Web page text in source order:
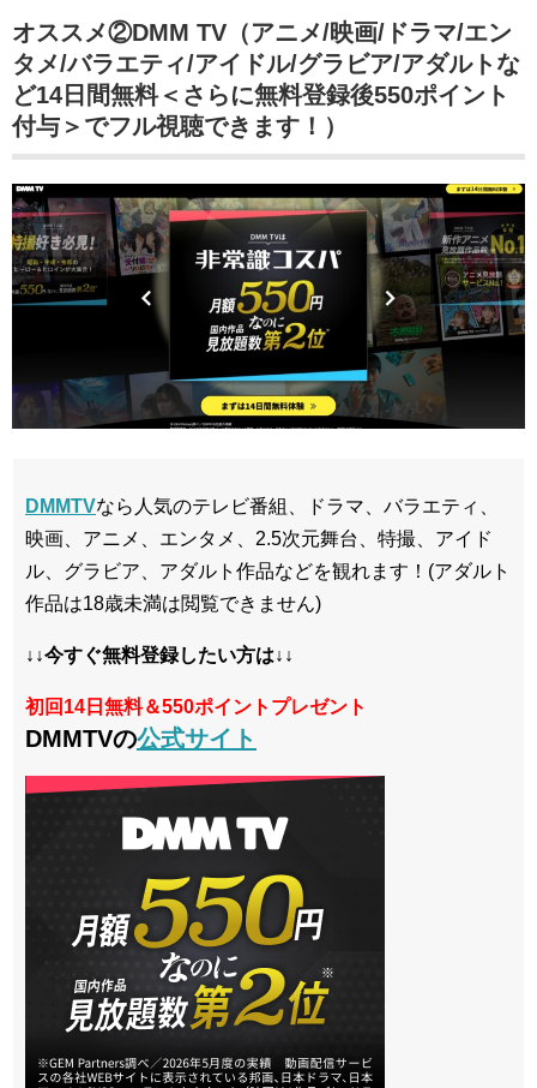
オススメ②DMM TV（アニメ/映画/ドラマ/エン
タメ/バラエティ/アイドル/グラビア/アダルトな
ど14日間無料＜さらに無料登録後550ポイント
付与＞でフル視聴できます！）
DMMTVなら人気のテレビ番組、ドラマ、バラエティ、
映画、アニメ、エンタメ、2.5次元舞台、特撮、アイド
ル、グラビア、アダルト作品などを観れます！(アダルト
作品は18歳未満は閲覧できません)
↓↓今すぐ無料登録したい方は↓↓
初回14日無料＆550ポイントプレゼント
DMMTVの公式サイト